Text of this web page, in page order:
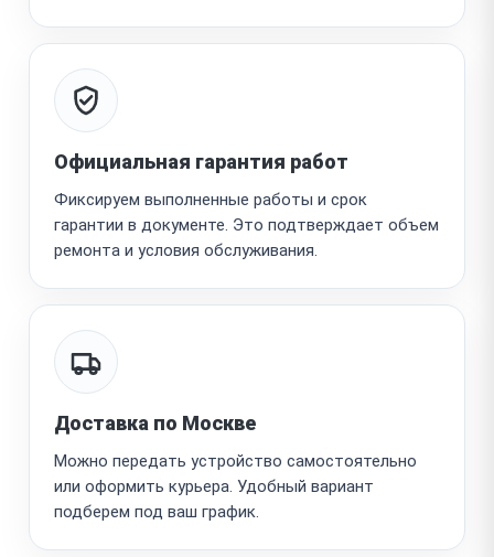
Официальная гарантия работ
Фиксируем выполненные работы и срок
гарантии в документе. Это подтверждает объем
ремонта и условия обслуживания.
Доставка по Москве
Можно передать устройство самостоятельно
или оформить курьера. Удобный вариант
подберем под ваш график.